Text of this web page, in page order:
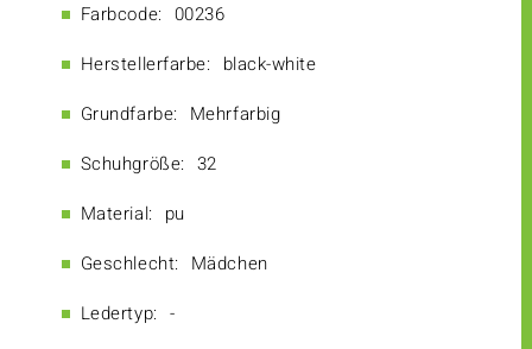
Farbcode: 00236
Herstellerfarbe: black-white
Grundfarbe: Mehrfarbig
Schuhgröße: 32
Material: pu
Geschlecht: Mädchen
Ledertyp: -